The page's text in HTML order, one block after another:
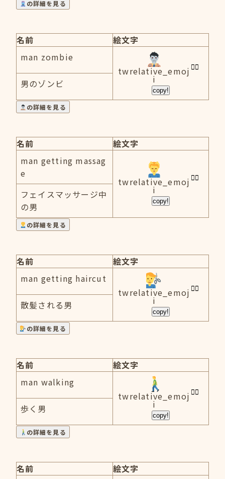
の詳細を見る
名前
絵文字
man zombie
twrelative_emoj
i
copy!
男のゾンビ
の詳細を見る
名前
絵文字
man getting massag
e
twrelative_emoj
i
copy!
フェイスマッサージ中
の男
の詳細を見る
名前
絵文字
man getting haircut
twrelative_emoj
i
copy!
散髪される男
の詳細を見る
名前
絵文字
man walking
twrelative_emoj
i
copy!
歩く男
の詳細を見る
名前
絵文字